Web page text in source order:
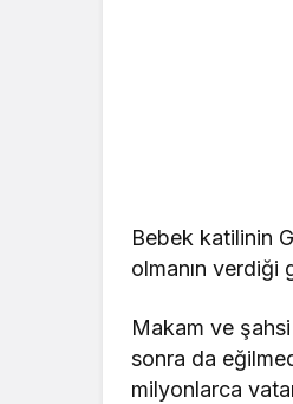
Bebek katilinin
olmanın verdiği
Makam ve
sonra da
milyonlarca